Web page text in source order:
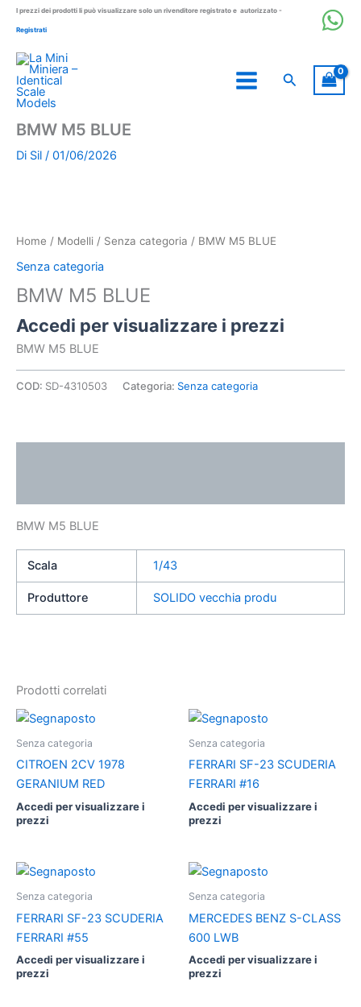
I prezzi dei prodotti li può visualizzare solo un rivenditore registrato e autorizzato -
Registrati
Cerca
BMW M5 BLUE
Di Sil / 01/06/2026
Home / Modelli / Senza categoria / BMW M5 BLUE
Senza categoria
BMW M5 BLUE
Accedi per visualizzare i prezzi
BMW M5 BLUE
COD: SD-4310503 Categoria: Senza categoria
BMW M5 BLUE
Scala 1/43
Produttore SOLIDO vecchia produ
Prodotti correlati
Senza categoria
CITROEN 2CV 1978
GERANIUM RED
Accedi per visualizzare i
prezzi
Senza categoria
FERRARI SF-23 SCUDERIA
FERRARI #16
Accedi per visualizzare i
prezzi
Senza categoria
FERRARI SF-23 SCUDERIA
FERRARI #55
Accedi per visualizzare i
prezzi
Senza categoria
MERCEDES BENZ S-CLASS
600 LWB
Accedi per visualizzare i
prezzi